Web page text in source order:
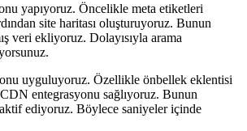
yapıyoruz. Öncelikle meta etiketleri
site haritası oluşturuyoruz. Bunun
veri ekliyoruz. Dolayısıyla arama
uyguluyoruz. Özellikle önbellek eklentisi
entegrasyonu sağlıyoruz. Bunun
ediyoruz. Böylece saniyeler içinde